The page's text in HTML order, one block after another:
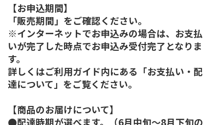
【お申込期間】
「販売期間」をご確認ください。
※インターネットでお申込みの場合は、お支払
いが完了した時点でお申込み受付完了となりま
す。
詳しくはご利用ガイド内にある「お支払い・配
達について」をご覧ください。
【商品のお届けについて】
●配達時期が選べます。（6月中旬～8月下旬の